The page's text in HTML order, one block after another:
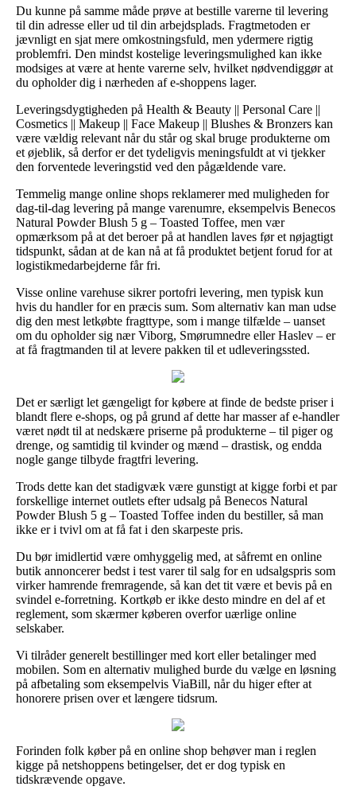
Du kunne på samme måde prøve at bestille varerne til levering
til din adresse eller ud til din arbejdsplads. Fragtmetoden er
jævnligt en sjat mere omkostningsfuld, men ydermere rigtig
problemfri. Den mindst kostelige leveringsmulighed kan ikke
modsiges at være at hente varerne selv, hvilket nødvendiggør at
du opholder dig i nærheden af e-shoppens lager.
Leveringsdygtigheden på Health & Beauty || Personal Care ||
Cosmetics || Makeup || Face Makeup || Blushes & Bronzers kan
være vældig relevant når du står og skal bruge produkterne om
et øjeblik, så derfor er det tydeligvis meningsfuldt at vi tjekker
den forventede leveringstid ved den pågældende vare.
Temmelig mange online shops reklamerer med muligheden for
dag-til-dag levering på mange varenumre, eksempelvis Benecos
Natural Powder Blush 5 g – Toasted Toffee, men vær
opmærksom på at det beroer på at handlen laves før et nøjagtigt
tidspunkt, sådan at de kan nå at få produktet betjent forud for at
logistikmedarbejderne får fri.
Visse online varehuse sikrer portofri levering, men typisk kun
hvis du handler for en præcis sum. Som alternativ kan man udse
dig den mest letkøbte fragttype, som i mange tilfælde – uanset
om du opholder sig nær Viborg, Smørumnedre eller Haslev – er
at få fragtmanden til at levere pakken til et udleveringssted.
Det er særligt let gængeligt for købere at finde de bedste priser i
blandt flere e-shops, og på grund af dette har masser af e-handler
været nødt til at nedskære priserne på produkterne – til piger og
drenge, og samtidig til kvinder og mænd – drastisk, og endda
nogle gange tilbyde fragtfri levering.
Trods dette kan det stadigvæk være gunstigt at kigge forbi et par
forskellige internet outlets efter udsalg på Benecos Natural
Powder Blush 5 g – Toasted Toffee inden du bestiller, så man
ikke er i tvivl om at få fat i den skarpeste pris.
Du bør imidlertid være omhyggelig med, at såfremt en online
butik annoncerer bedst i test varer til salg for en udsalgspris som
virker hamrende fremragende, så kan det tit være et bevis på en
svindel e-forretning. Kortkøb er ikke desto mindre en del af et
reglement, som skærmer køberen overfor uærlige online
selskaber.
Vi tilråder generelt bestillinger med kort eller betalinger med
mobilen. Som en alternativ mulighed burde du vælge en løsning
på afbetaling som eksempelvis ViaBill, når du higer efter at
honorere prisen over et længere tidsrum.
Forinden folk køber på en online shop behøver man i reglen
kigge på netshoppens betingelser, det er dog typisk en
tidskrævende opgave.